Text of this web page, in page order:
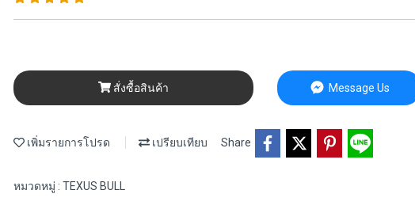
สั่งซื้อสินค้า Message Us
เพิ่มรายการโปรด เปรียบเทียบ Share
หมวดหมู่ : TEXUS BULL